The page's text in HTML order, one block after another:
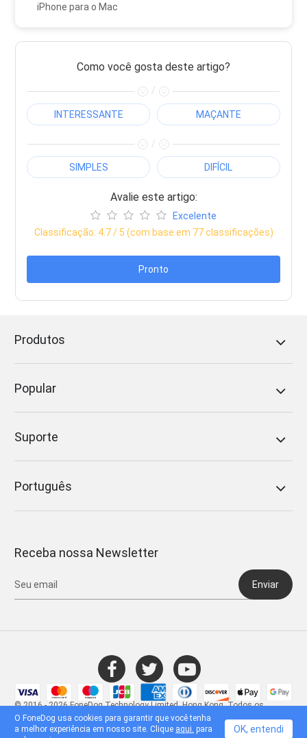
iPhone para o Mac
Como você gosta deste artigo?
/
INTERESSANTE MAÇANTE
/
SIMPLES DIFÍCIL
Avalie este artigo:
Excelente
Classificação: 4.7/ 5 (com base em 77classificações)
Pronto
Produtos
Popular
Suporte
Português
Receba nossa Newsletter
Enviar
© 2016 - 2026 FoneDog Technology Limited, Hong Kong. Todos os
direitos reservados.
O FoneDog usa cookies para garantir que você tenha
a melhor experiência em nosso site. Clique aqui. para
OK, entendi